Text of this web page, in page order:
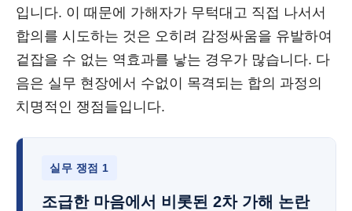
입니다. 이 때문에 가해자가 무턱대고 직접 나서서
합의를 시도하는 것은 오히려 감정싸움을 유발하여
겉잡을 수 없는 역효과를 낳는 경우가 많습니다. 다
음은 실무 현장에서 수없이 목격되는 합의 과정의
치명적인 쟁점들입니다.
실무 쟁점 1
조급한 마음에서 비롯된 2차 가해 논란